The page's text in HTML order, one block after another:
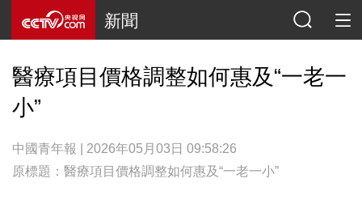
新聞
醫療項目價格調整如何惠及“一老一
小”
中國青年報 | 2026年05月03日 09:58:26
原標題：醫療項目價格調整如何惠及“一老一小”